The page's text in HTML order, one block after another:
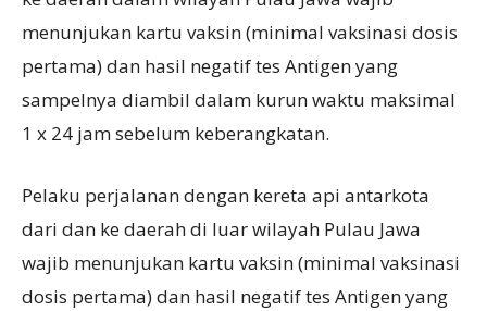
menunjukan kartu vaksin (minimal vaksinasi dosis
pertama) dan hasil negatif tes Antigen yang
sampelnya diambil dalam kurun waktu maksimal
1 x 24 jam sebelum keberangkatan.
Pelaku perjalanan dengan kereta api antarkota
dari dan ke daerah di luar wilayah Pulau Jawa
wajib menunjukan kartu vaksin (minimal vaksinasi
dosis pertama) dan hasil negatif tes Antigen yang